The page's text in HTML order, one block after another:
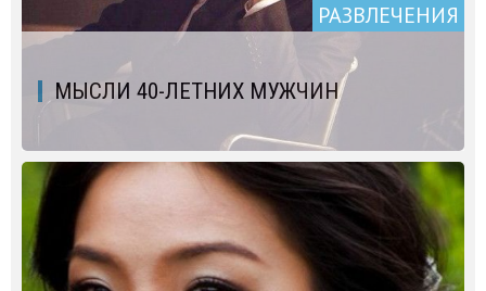
РАЗВЛЕЧЕНИЯ
МЫСЛИ 40-ЛЕТНИХ МУЖЧИН